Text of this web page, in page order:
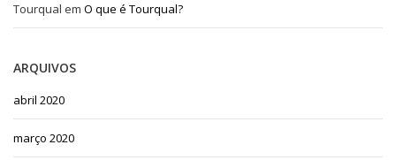
Tourqual em O que é Tourqual?
ARQUIVOS
abril 2020
março 2020